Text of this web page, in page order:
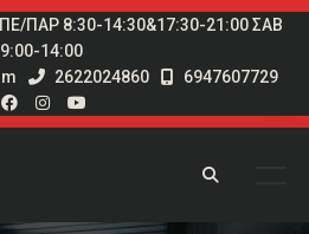
ΠΑΡ 8:30-14:30&17:30-21:00 ΣΑΒ
9:00-14:00
2622024860 6947607729